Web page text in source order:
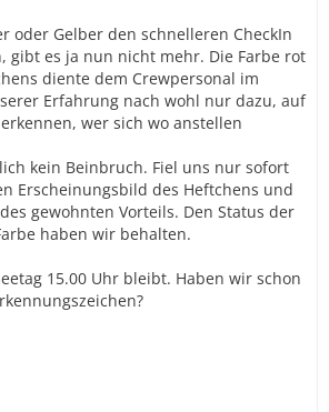
oder Gelber den schnelleren CheckIn
gibt es ja nun nicht mehr. Die Farbe rot
diente dem Crewpersonal im
Erfahrung nach wohl nur dazu, auf
wer sich wo anstellen
kein Beinbruch. Fiel uns nur sofort
Erscheinungsbild des Heftchens und
gewohnten Vorteils. Den Status der
haben wir behalten.
15.00 Uhr bleibt. Haben wir schon